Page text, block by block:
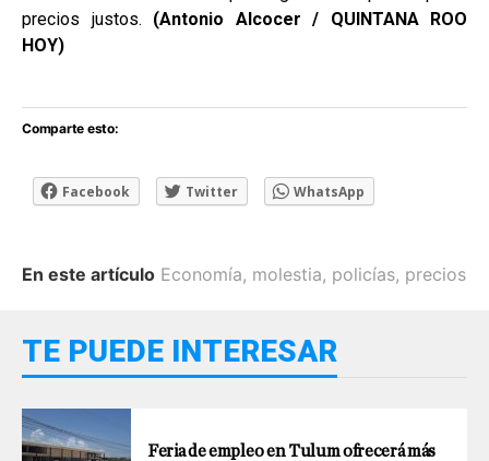
precios justos. (Antonio Alcocer / QUINTANA ROO
HOY)
Comparte esto:
Facebook Twitter WhatsApp
En este artículo Economía, molestia, policías, precios
TE PUEDE INTERESAR
Feria de empleo en Tulum ofrecerá más